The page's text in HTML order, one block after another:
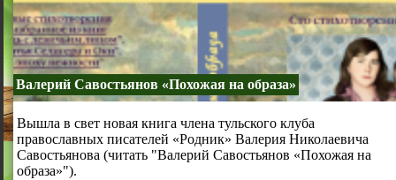
Валерий Савостьянов «Похожая на образа»
Вышла в свет новая книга члена тульского клуба
православных писателей «Родник» Валерия Николаевича
Савостьянова (читать "Валерий Савостьянов «Похожая на
образа»").